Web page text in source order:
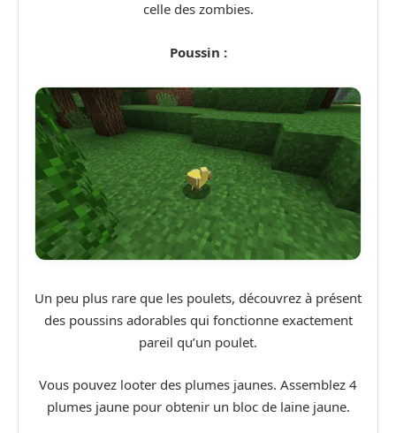
celle des zombies.
Poussin :
Un peu plus rare que les poulets, découvrez à présent
des poussins adorables qui fonctionne exactement
pareil qu’un poulet.
Vous pouvez looter des plumes jaunes. Assemblez 4
plumes jaune pour obtenir un bloc de laine jaune.